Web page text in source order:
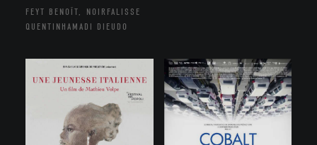
FEYT BENOÎT, NOIRFALISSE
QUENTINHAMADI DIEUDO